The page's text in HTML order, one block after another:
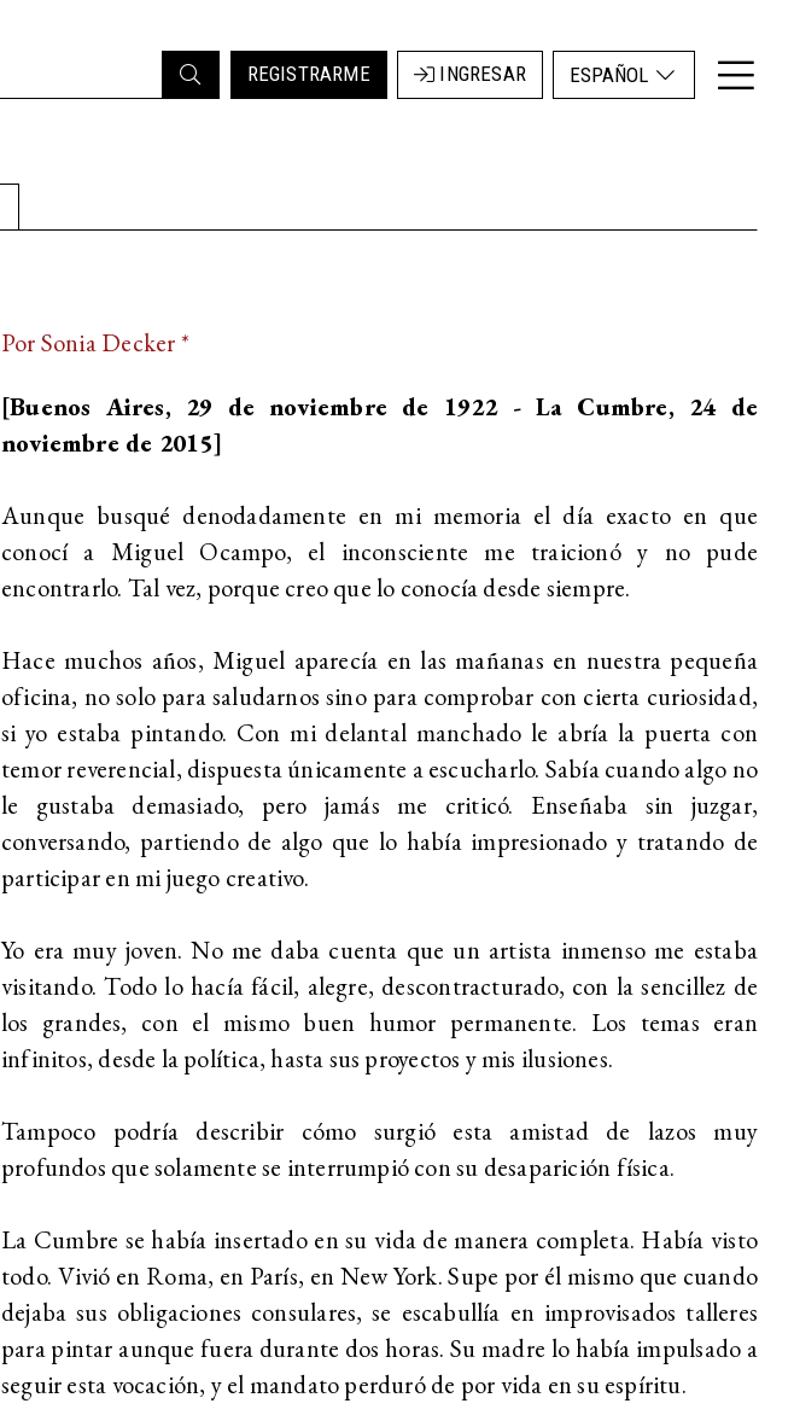
REGISTRARME INGRESAR ESPAÑOL
Por Sonia Decker *
[Buenos Aires, 29 de noviembre de 1922 - La Cumbre, 24 de
noviembre de 2015]
Aunque busqué denodadamente en mi memoria el día exacto en que
conocí a Miguel Ocampo, el inconsciente me traicionó y no pude
encontrarlo. Tal vez, porque creo que lo conocía desde siempre.
Hace muchos años, Miguel aparecía en las mañanas en nuestra pequeña
oficina, no solo para saludarnos sino para comprobar con cierta curiosidad,
si yo estaba pintando. Con mi delantal manchado le abría la puerta con
temor reverencial, dispuesta únicamente a escucharlo. Sabía cuando algo no
le gustaba demasiado, pero jamás me criticó. Enseñaba sin juzgar,
conversando, partiendo de algo que lo había impresionado y tratando de
participar en mi juego creativo.
Yo era muy joven. No me daba cuenta que un artista inmenso me estaba
visitando. Todo lo hacía fácil, alegre, descontracturado, con la sencillez de
los grandes, con el mismo buen humor permanente. Los temas eran
infinitos, desde la política, hasta sus proyectos y mis ilusiones.
Tampoco podría describir cómo surgió esta amistad de lazos muy
profundos que solamente se interrumpió con su desaparición física.
La Cumbre se había insertado en su vida de manera completa. Había visto
todo. Vivió en Roma, en París, en New York. Supe por él mismo que cuando
dejaba sus obligaciones consulares, se escabullía en improvisados talleres
para pintar aunque fuera durante dos horas. Su madre lo había impulsado a
seguir esta vocación, y el mandato perduró de por vida en su espíritu.